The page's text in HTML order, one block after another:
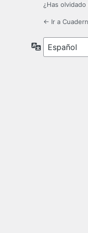
¿Has
← Ir a
Idioma